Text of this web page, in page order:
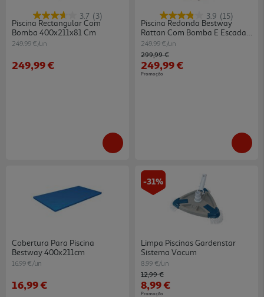
3.7 (3)
Piscina Rectangular Com
Bomba 400x211x81 Cm
249.99 €/un
249,99 €
3.9 (15)
Piscina Redonda Bestway
Rattan Com Bomba E Escada
366x100 Cm
249.99 €/un
Price reduced from
299,99 €to
249,99 €
Promoção
Cobertura Para Piscina
Bestway 400x211cm
16.99 €/un
16,99 €
-31%
Limpa Piscinas Gardenstar
Sistema Vacum
8.99 €/un
Price reduced from
12,99 €to
8,99 €
Promoção